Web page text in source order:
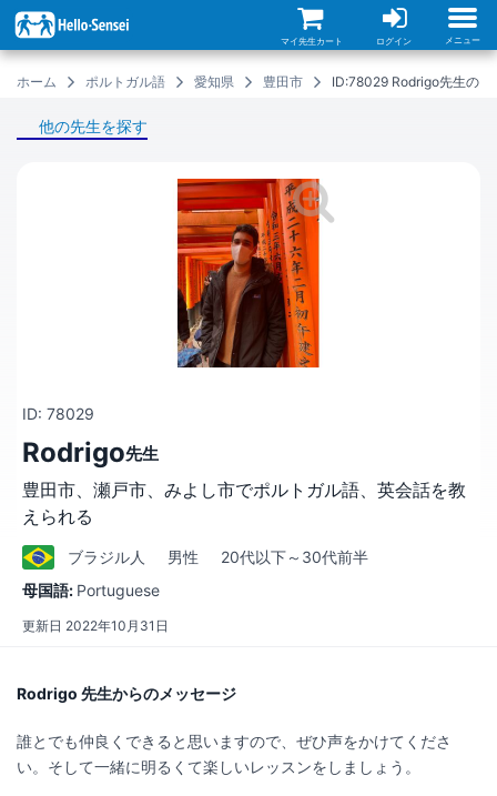
イ
ン
コ
マイ先生カート ログイン メニュー
ホーム ポルトガル語 愛知県 豊田市 ID:78029 Rodrigo先生のプ
他の先生を探す
ID: 78029
Rodrigo先生
豊田市、瀬戸市、みよし市でポルトガル語、英会話を教
えられる
ブラジル人 男性
20代以下～30代前半
母国語: Portuguese
更新日 2022年10月31日
Rodrigo 先生からのメッセージ
誰とでも仲良くできると思いますので、ぜひ声をかけてくださ
い。そして一緒に明るくて楽しいレッスンをしましょう。